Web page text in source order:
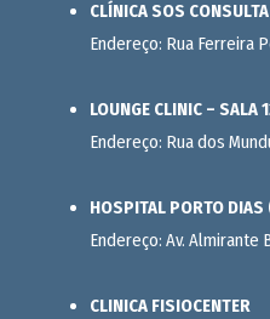
CLÍNICA SOS CONSULTA
Endereço: Rua Ferreira
LOUNGE CLINIC – SALA
Endereço: Rua dos
HOSPITAL PORTO
Endereço: Av. Almirante
CLINICA FISIOCENTER